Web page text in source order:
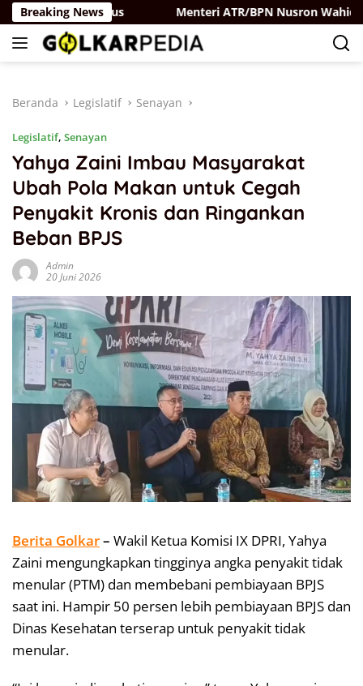
Langsung
ke
konten
Breaking News
Belaya Rus Menteri ATR/BPN Nusron Wahid
Beranda Legislatif Senayan
Legislatif, Senayan
Yahya Zaini Imbau Masyarakat
Ubah Pola Makan untuk Cegah
Penyakit Kronis dan Ringankan
Beban BPJS
Admin
20 Juni 2026
Berita Golkar– Wakil Ketua Komisi IX DPRI, Yahya
Zaini mengungkapkan tingginya angka penyakit tidak
menular (PTM) dan membebani pembiayaan BPJS
saat ini. Hampir 50 persen lebih pembiayaan BPJS dan
Dinas Kesehatan terserap untuk penyakit tidak
menular.